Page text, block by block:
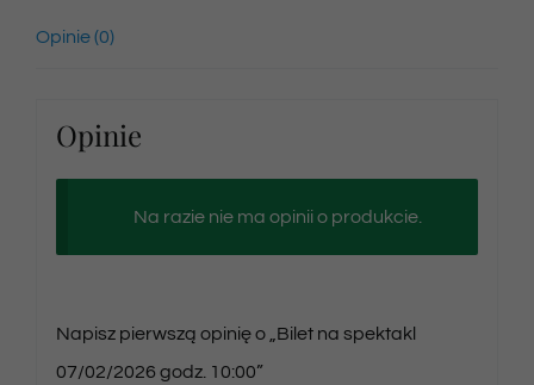
Opinie (0)
Opinie
Na razie nie ma opinii o produkcie.
Napisz pierwszą opinię o „Bilet na spektakl
07/02/2026 godz. 10:00”